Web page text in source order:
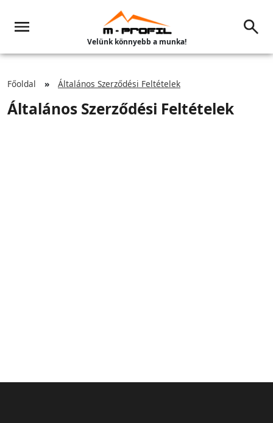
Velünk könnyebb a munka!
Főoldal Általános Szerződési Feltételek
Általános Szerződési Feltételek